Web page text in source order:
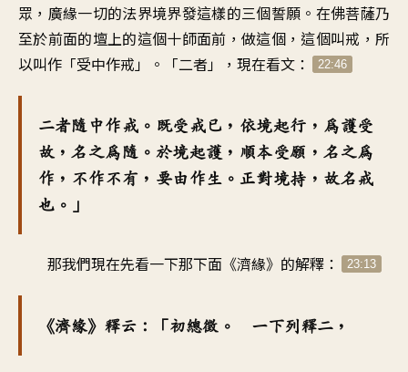
眾，廣緣一切的法界境界發這樣的三個誓願。在佛菩薩乃
至於前面的壇上的這個十師面前，做這個，這個叫戒，所
以叫作「受中作戒」。「二者」，現在看文：
22:46
二者隨中作戒。既受戒已，依境起行，為護受
故，名之為隨。於境起護，順本受願，名之為
作，不作不有，要由作生。正對境持，故名戒
也。」
那我們現在先看一下那下面《濟緣》的解釋： 23:13
《濟緣》釋云：「初總徵。 一下列釋二，